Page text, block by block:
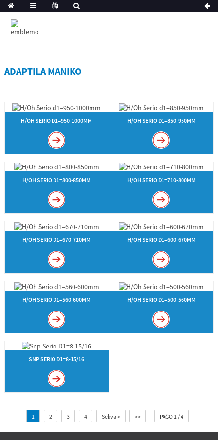
ADAPTILA MANIKO
H/OH SERIO D1=950-1000MM H/OH SERIO D1=850-950MM
H/OH SERIO D1=800-850MM H/OH SERIO D1=710-800MM
H/OH SERIO D1=670-710MM H/OH SERIO D1=600-670MM
H/OH SERIO D1=560-600MM H/OH SERIO D1=500-560MM
SNP SERIO D1=8-15/16
1 2 3 4 Sekva > >> PAĜO 1 / 4